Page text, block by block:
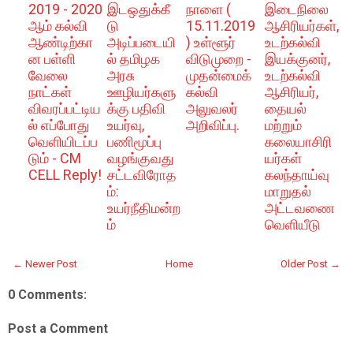
2019 - 2020
ஆம் கல்வி
ஆண்டிற்கா
ன பள்ளி
வேலை
நாட்கள்
விவரப்பட்டிய
ல் எப்போது
வெளியிடப்ப
டும் - CM
CELL Reply!
இடஒதுக்கீ
டு
அடிப்படையி
ல் தமிழக
அரசு
ஊழியர்களு
க்கு பதிவி
உயர்வு,
பணிமூப்பு
வழங்குவது
சட்டவிரோத
ம்:
உயர்நீதிமன்ற
ம்
நாளை (
15.11.2019
) உள்ளூர்
விடுமுறை -
முதன்மைக்
கல்வி
அலுவலர்
அறிவிப்பு.
இடைநிலை
ஆசிரியர்கள்,
உடற்கல்வி
இயக்குனர்,
உடற்கல்வி
ஆசிரியர்,
தையல்
மற்றும்
கலையாசிரி
யர்கள்
கலந்தாய்வு
மாறுதல்
அட்டவணை
வெளியீடு
← Newer Post Older Post →
Home
0 Comments:
Post a Comment